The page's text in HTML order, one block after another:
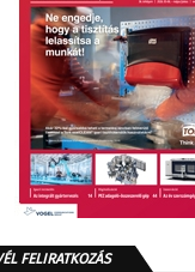
FELIRATKOZÁS